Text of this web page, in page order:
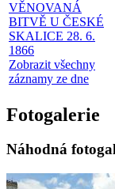
VĚNOVANÁ
BITVĚ U ČESKÉ
SKALICE 28. 6.
1866
Zobrazit všechny
záznamy ze dne
Fotogalerie
Náhodná